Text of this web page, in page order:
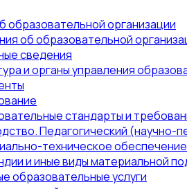
образовательной организации
об образовательной
сведения
и органы управления
стандарты и
Педагогический (научно-
техническое
и иные виды материальной
образовательные услуги